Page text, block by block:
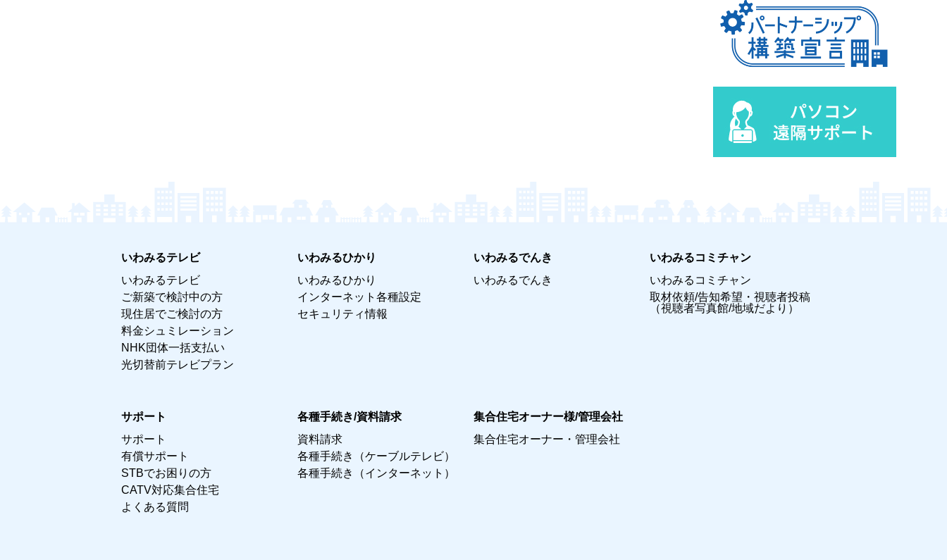
いわみるテレビ
いわみるテレビ
ご新築で検討中の方
現住居でご検討の方
料金シュミレーション
NHK団体一括支払い
光切替前テレビプラン
いわみるひかり
いわみるひかり
インターネット各種設定
セキュリティ情報
いわみるでんき
いわみるでんき
いわみるコミチャン
いわみるコミチャン
取材依頼/告知希望・視聴者投稿
（視聴者写真館/地域だより）
サポート
サポート
有償サポート
STBでお困りの方
CATV対応集合住宅
よくある質問
各種手続き/資料請求
資料請求
各種手続き（ケーブルテレビ）
各種手続き（インターネット）
集合住宅オーナー様/管理会社
集合住宅オーナー・管理会社